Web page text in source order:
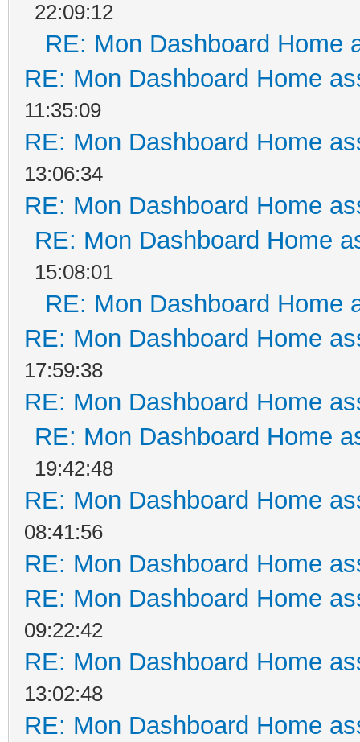
22:09:12
RE: Mon Dashboard Home
RE: Mon Dashboard Home
11:35:09
RE: Mon Dashboard Home
13:06:34
RE: Mon Dashboard Home
RE: Mon Dashboard Home
15:08:01
RE: Mon Dashboard Home
RE: Mon Dashboard Home
17:59:38
RE: Mon Dashboard Home
RE: Mon Dashboard Home
19:42:48
RE: Mon Dashboard Home
08:41:56
RE: Mon Dashboard Home
RE: Mon Dashboard Home
09:22:42
RE: Mon Dashboard Home
13:02:48
RE: Mon Dashboard Home